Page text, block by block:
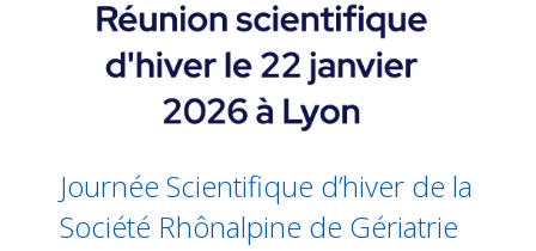
Journée Scientifique d’hiver de la
Société Rhônalpine de Gériatrie